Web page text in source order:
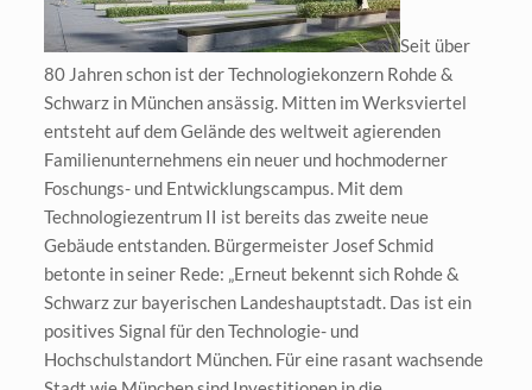
Seit über
80 Jahren schon ist der Technologiekonzern Rohde &
Schwarz in München ansässig. Mitten im Werksviertel
entsteht auf dem Gelände des weltweit agierenden
Familienunternehmens ein neuer und hochmoderner
Foschungs- und Entwicklungscampus. Mit dem
Technologiezentrum II ist bereits das zweite neue
Gebäude entstanden. Bürgermeister Josef Schmid
betonte in seiner Rede: „Erneut bekennt sich Rohde &
Schwarz zur bayerischen Landeshauptstadt. Das ist ein
positives Signal für den Technologie- und
Hochschulstandort München. Für eine rasant wachsende